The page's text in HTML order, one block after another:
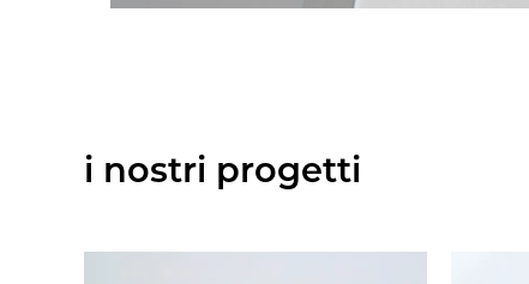
i nostri progetti